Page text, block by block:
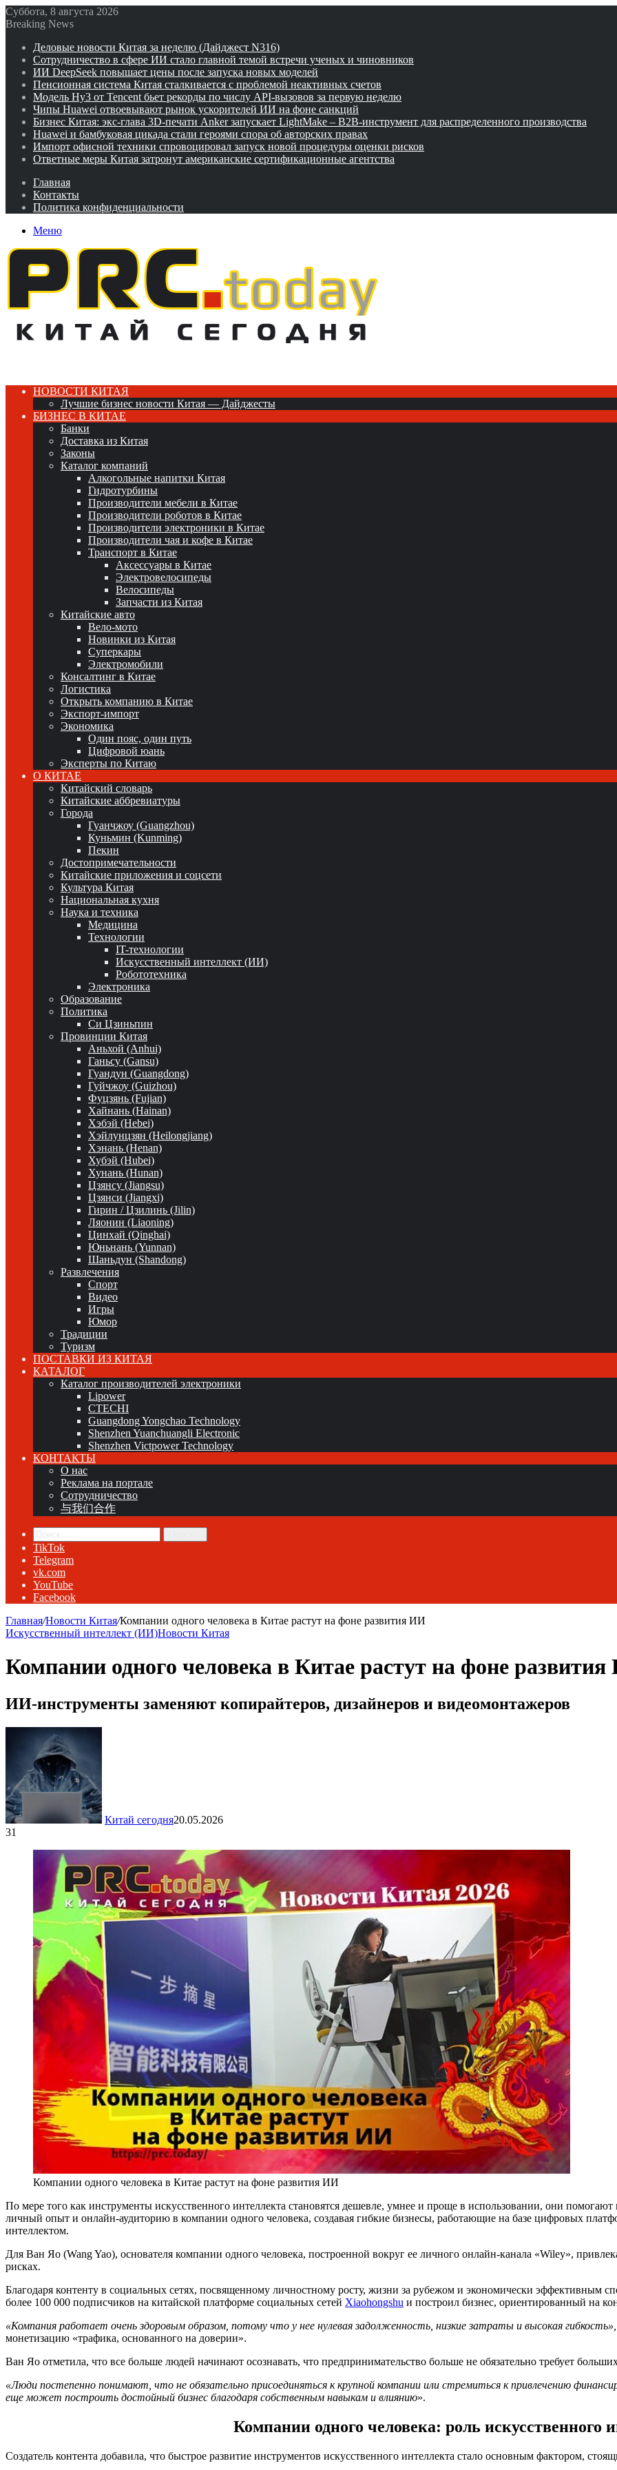
Суббота, 8 августа 2026
Breaking News
Деловые новости Китая за неделю (Дайджест N316)
Сотрудничество в сфере ИИ стало главной темой встречи ученых и чиновников
ИИ DeepSeek повышает цены после запуска новых моделей
Пенсионная система Китая сталкивается с проблемой неактивных счетов
Модель Hy3 от Tencent бьет рекорды по числу API-вызовов за первую неделю
Чипы Huawei отвоевывают рынок ускорителей ИИ на фоне санкций
Бизнес Китая: экс-глава 3D-печати Anker запускает LightMake – B2B-инструмент для распределенного производства
Huawei и бамбуковая цикада стали героями спора об авторских правах
Импорт офисной техники спровоцировал запуск новой процедуры оценки рисков
Ответные меры Китая затронут американские сертификационные агентства
Главная
Контакты
Политика конфиденциальности
Меню
НОВОСТИ КИТАЯ
Лучшие бизнес новости Китая — Дайджесты
БИЗНЕС В КИТАЕ
Банки
Доставка из Китая
Законы
Каталог компаний
Алкогольные напитки Китая
Гидротурбины
Производители мебели в Китае
Производители роботов в Китае
Производители электроники в Китае
Производители чая и кофе в Китае
Транспорт в Китае
Аксессуары в Китае
Электровелосипеды
Велосипеды
Запчасти из Китая
Китайские авто
Вело-мото
Новинки из Китая
Суперкары
Электромобили
Консалтинг в Китае
Логистика
Открыть компанию в Китае
Экспорт-импорт
Экономика
Один пояс, один путь
Цифровой юань
Эксперты по Китаю
О КИТАЕ
Китайский словарь
Китайские аббревиатуры
Города
Гуанчжоу (Guangzhou)
Куньмин (Kunming)
Пекин
Достопримечательности
Китайские приложения и соцсети
Культура Китая
Национальная кухня
Наука и техника
Медицина
Технологии
IT-технологии
Искусственный интеллект (ИИ)
Робототехника
Электроника
Образование
Политика
Си Цзиньпин
Провинции Китая
Аньхой (Anhui)
Ганьсу (Gansu)
Гуандун (Guangdong)
Гуйчжоу (Guizhou)
Фуцзянь (Fujian)
Хайнань (Hainan)
Хэбэй (Hebei)
Хэйлунцзян (Heilongjiang)
Хэнань (Henan)
Хубэй (Hubei)
Хунань (Hunan)
Цзянсу (Jiangsu)
Цзянси (Jiangxi)
Гирин / Цзилинь (Jilin)
Ляонин (Liaoning)
Цинхай (Qinghai)
Юньнань (Yunnan)
Шаньдун (Shandong)
Развлечения
Спорт
Видео
Игры
Юмор
Традиции
Туризм
ПОСТАВКИ ИЗ КИТАЯ
КАТАЛОГ
Каталог производителей электроники
Lipower
CTECHI
Guangdong Yongchao Technology
Shenzhen Yuanchuangli Electronic
Shenzhen Victpower Technology
КОНТАКТЫ
О нас
Реклама на портале
Сотрудничество
与我们合作
TikTok
Telegram
vk.com
YouTube
Facebook
Главная/Новости Китая/Компании одного человека в Китае растут на фоне развития ИИ
Искусственный интеллект (ИИ)Новости Китая
Компании одного человека в Китае растут на фоне
ИИ-инструменты заменяют копирайтеров, дизайнеров и видеомонтажеров
Китай сегодня20.05.2026
31
Компании одного человека в Китае растут на фоне развития ИИ
По мере того как инструменты искусственного интеллекта становятся дешевле, умнее и проще в использовании, они
личный опыт и онлайн-аудиторию в компании одного человека, создавая гибкие бизнесы, работающие на базе цифровых
интеллектом.
Для Ван Яо (Wang Yao), основателя компании одного человека, построенной вокруг ее личного онлайн-канала «Wiley»,
рисках.
Благодаря контенту в социальных сетях, посвященному личностному росту, жизни за рубежом и экономически эффективным
более 100 000 подписчиков на китайской платформе социальных сетей Xiaohongshu и построил бизнес, ориентированный на
«Компания работает очень здоровым образом, потому что у нее нулевая задолженность, низкие затраты и высокая гибкость»,
монетизацию «трафика, основанного на доверии».
Ван Яо отметила, что все больше людей начинают осознавать, что предпринимательство больше не обязательно требует
«Люди постепенно понимают, что не обязательно присоединяться к крупной компании или стремиться к привлечению
еще может построить достойный бизнес благодаря собственным навыкам и влиянию».
Компании одного человека: роль искусственного
Создатель контента добавила, что быстрое развитие инструментов искусственного интеллекта стало основным фактором,